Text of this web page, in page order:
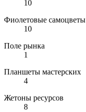
10
Фиолетовые самоцветы
10
Поле рынка
1
Планшеты мастерских
4
Жетоны ресурсов
8